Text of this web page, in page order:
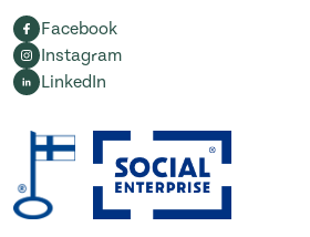
Facebook
Instagram
LinkedIn